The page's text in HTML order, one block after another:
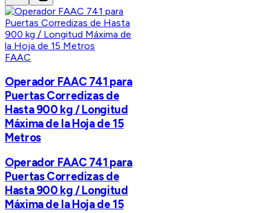
FAAC
Operador FAAC 741 para
Puertas Corredizas de
Hasta 900 kg / Longitud
Máxima de la Hoja de 15
Metros
Operador FAAC 741 para
Puertas Corredizas de
Hasta 900 kg / Longitud
Máxima de la Hoja de 15